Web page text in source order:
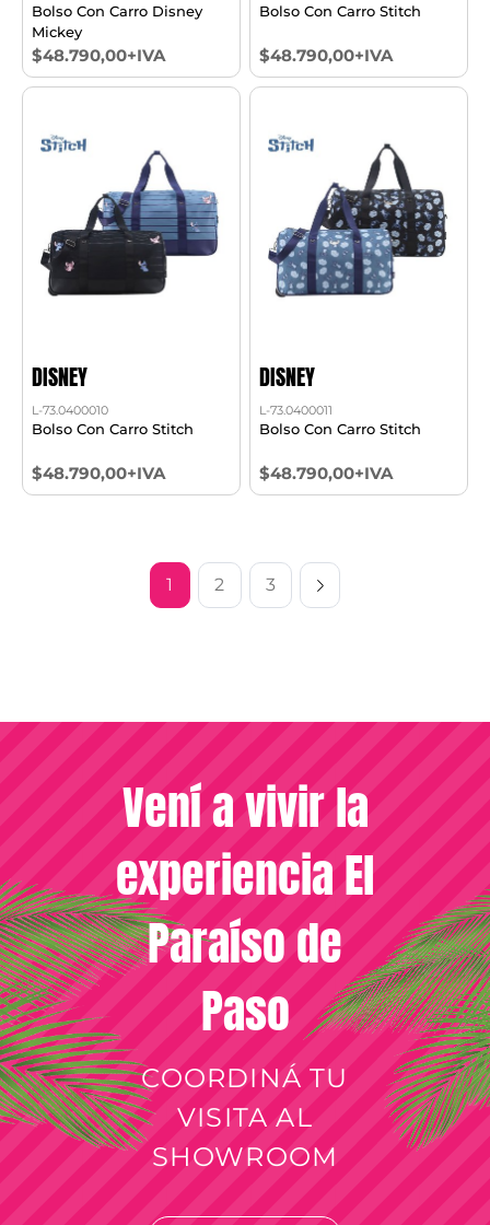
Bolso Con Carro Disney
Mickey
$48.790,00+IVA
Bolso Con Carro Stitch
$48.790,00+IVA
DISNEY
L-73.0400010
Bolso Con Carro Stitch
$48.790,00+IVA
DISNEY
L-73.0400011
Bolso Con Carro Stitch
$48.790,00+IVA
1 2 3
Vení a vivir la
experiencia El
Paraíso de
Paso
COORDINÁ TU
VISITA AL
SHOWROOM